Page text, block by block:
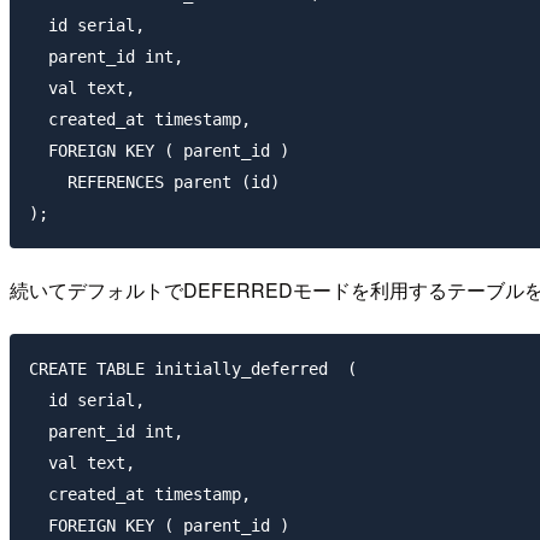
  id serial,
  parent_id int,
  val text,
  created_at timestamp,
  FOREIGN KEY ( parent_id )
    REFERENCES parent (id)
続いてデフォルトでDEFERREDモードを利用するテーブル
CREATE TABLE initially_deferred  (
  id serial,
  parent_id int,
  val text,
  created_at timestamp,
  FOREIGN KEY ( parent_id )